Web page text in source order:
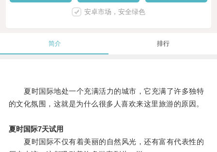
安卓市场，安全绿色
简介 排行
夏时国际地处一个充满活力的城市，它充满了许多独特
的文化氛围，这就是为什么很多人喜欢来这里旅游的原因。
夏时国际7天试用
夏时国际不仅有着美丽的自然风光，还有富有代表性的